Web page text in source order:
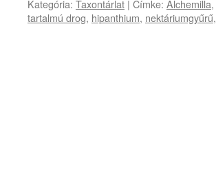
Kategória: Taxontárlat | Címke: Alchemilla,
tartalmú drog, hipanthium, nektáriumgyűrű,